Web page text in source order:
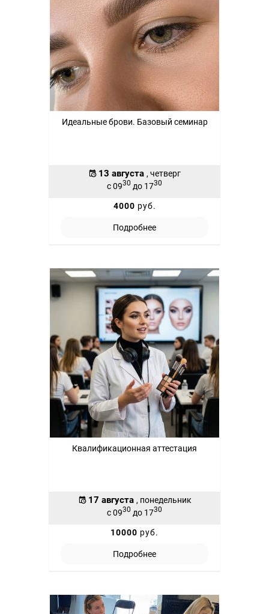
Идеальные брови. Базовый семинар
13 августа , четверг
с 0930 до 1730
4000 руб.
Подробнее
Квалификационная аттестация
17 августа , понедельник
с 0930 до 1730
10000 руб.
Подробнее